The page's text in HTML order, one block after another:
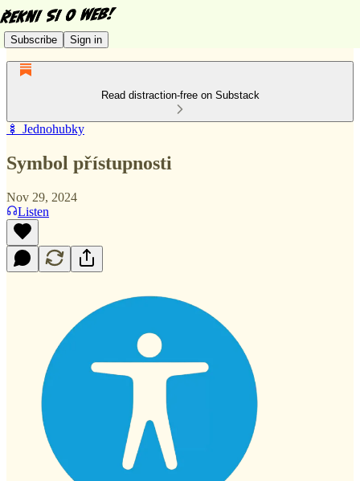
Subscribe Sign in
Read distraction-free on Substack
🍢 Jednohubky
Symbol přístupnosti
Nov 29, 2024
Listen